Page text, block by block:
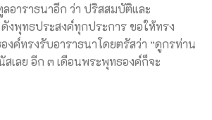
อาราธนาอีก ว่า ปริสสมบัติและ
พุทธประสงค์ทุกประการ ขอให้ทรง
ค์ทรงรับอาราธนาโดยตรัสว่า “ดูกรท่าน
เลย อีก ๓ เดือนพระพุทธองค์ก็จะ